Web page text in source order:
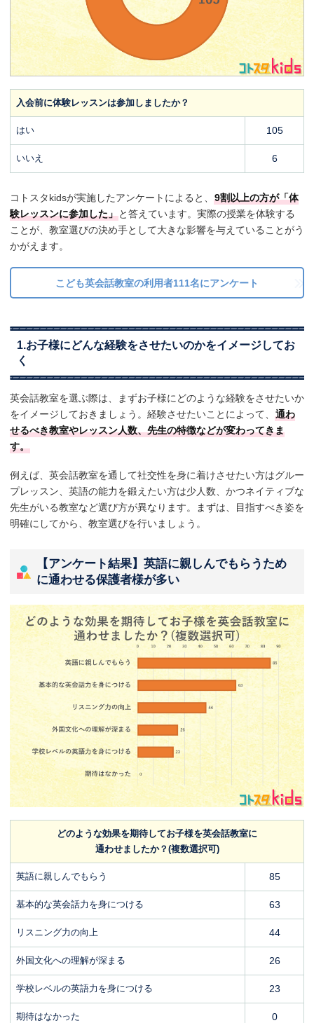
入会前に体験レッスンは参加しましたか？
はい 105
いいえ 6
コトスタkidsが実施したアンケートによると、 9割以上の方が「体
験レッスンに参加した」と答えています。実際の授業を体験する
ことが、教室選びの決め手として大きな影響を与えていることがう
かがえます。
こども英会話教室の利用者111名にアンケート
1.お子様にどんな経験をさせたいのかをイメージしてお
く
英会話教室を選ぶ際は、まずお子様にどのような経験をさせたいか
をイメージしておきましょう。経験させたいことによって、 通わ
せるべき教室やレッスン人数、先生の特徴などが変わってきま
す。
例えば、英会話教室を通して社交性を身に着けさせたい方はグルー
プレッスン、英語の能力を鍛えたい方は少人数、かつネイティブな
先生がいる教室など選び方が異なります。まずは、目指すべき姿を
明確にしてから、教室選びを行いましょう。
【アンケート結果】英語に親しんでもらうため
に通わせる保護者様が多い
どのような効果を期待してお子様を英会話教室に
通わせましたか？(複数選択可)
英語に親しんでもらう 85
基本的な英会話力を身につける 63
リスニング力の向上 44
外国文化への理解が深まる 26
学校レベルの英語力を身につける 23
期待はなかった 0